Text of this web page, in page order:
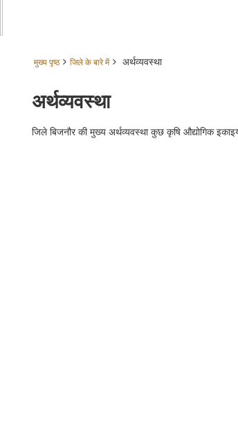
मुख्य पृष्ठ जिले के बारे में अर्थव्यवस्था
अर्थव्यवस्था
जिले बिजनौर की मुख्य अर्थव्यवस्था कुछ कृषि औद्योगिक